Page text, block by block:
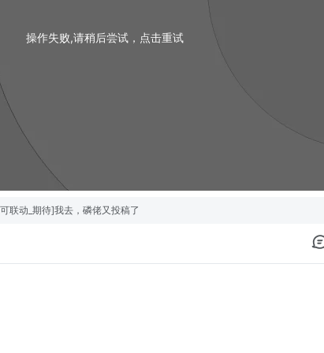
操作失败,请稍后尝试，点击重试
联动_期待]我去，磷佬又投稿了